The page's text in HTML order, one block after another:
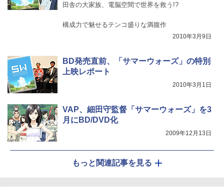
田舎の大家族、電脳空間で世界を救う!?
構成力で魅せるテンコ盛りな満腹作
2010年3月9日
BD発売直前、「サマーウォーズ」の特別
上映レポート
2010年3月1日
VAP、細田守監督「サマーウォーズ」を3
月にBD/DVD化
2009年12月13日
もっと関連記事を見る